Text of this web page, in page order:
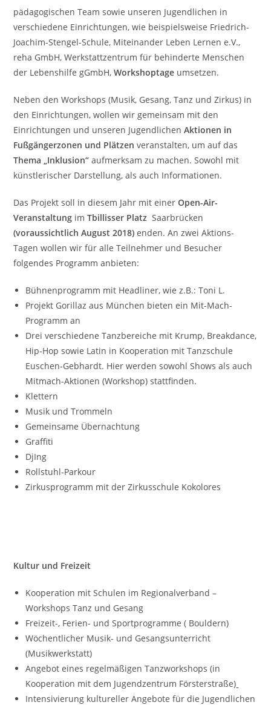
pädagogischen Team sowie unseren Jugendlichen in
verschiedene Einrichtungen, wie beispielsweise Friedrich-
Joachim-Stengel-Schule, Miteinander Leben Lernen e.V.,
reha GmbH, Werkstattzentrum für behinderte Menschen
der Lebenshilfe gGmbH,Workshoptage umsetzen.
Neben den Workshops (Musik, Gesang, Tanz und Zirkus) in
den Einrichtungen, wollen wir gemeinsam mit den
Einrichtungen und unseren JugendlichenAktionen in
Fußgängerzonen und Plätzen veranstalten, um auf das
Thema „Inklusion“ aufmerksam zu machen. Sowohl mit
künstlerischer Darstellung, als auch Informationen.
Das Projekt soll in diesem Jahr mit einerOpen-Air-
Veranstaltung imTbillisser Platz Saarbrücken
(voraussichtlich August 2018) enden. An zwei Aktions-
Tagen wollen wir für alle Teilnehmer und Besucher
folgendes Programm anbieten:
Bühnenprogramm mit Headliner, wie z.B.: Toni L.
Projekt Gorillaz aus München bieten ein Mit-Mach-
Programm an
Drei verschiedene Tanzbereiche mit Krump, Breakdance,
Hip-Hop sowie Latin in Kooperation mit Tanzschule
Euschen-Gebhardt. Hier werden sowohl Shows als auch
Mitmach-Aktionen (Workshop) stattfinden.
Klettern
Musik und Trommeln
Gemeinsame Übernachtung
Graffiti
DjIng
Rollstuhl-Parkour
Zirkusprogramm mit der Zirkusschule Kokolores
Kultur und Freizeit
Kooperation mit Schulen im Regionalverband –
Workshops Tanz und Gesang
Freizeit-, Ferien- und Sportprogramme ( Bouldern)
Wöchentlicher Musik- und Gesangsunterricht
(Musikwerkstatt)
Angebot eines regelmäßigen Tanzworkshops (in
Kooperation mit dem Jugendzentrum Försterstraße)
Intensivierung kultureller Angebote für die Jugendlichen